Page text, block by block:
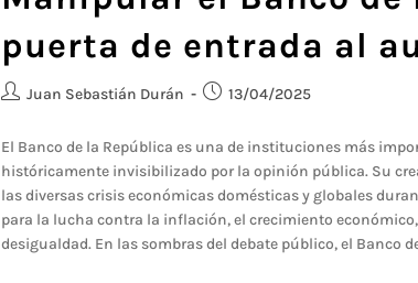
puerta de entrada al
Juan Sebastián Durán 13/04/2025
El Banco de la República es una de instituciones más
históricamente invisibilizado por la opinión pública. Su
las diversas crisis económicas domésticas y globales
para la lucha contra la inflación, el crecimiento
desigualdad. En las sombras del debate público, el Banco